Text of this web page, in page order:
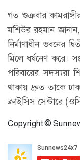
গত শুক্রবার
মশিউর রহমান
নির্মাণাধীন ভবনের
মিলে ধর্ষনেণ করে।
পরিবারের সদস্যরা
থাকায় দ্রুত তাকে
ক্রাইসিস সেন্টারে
Copyright ©